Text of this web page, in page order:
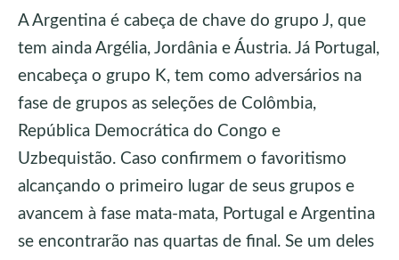
A Argentina é cabeça de chave do grupo J, que
tem ainda Argélia, Jordânia e Áustria. Já Portugal,
encabeça o grupo K, tem como adversários na
fase de grupos as seleções de Colômbia,
República Democrática do Congo e
Uzbequistão. Caso confirmem o favoritismo
alcançando o primeiro lugar de seus grupos e
avancem à fase mata-mata, Portugal e Argentina
se encontrarão nas quartas de final. Se um deles